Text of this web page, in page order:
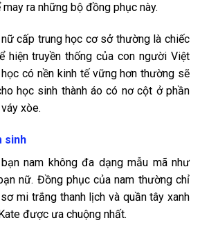
ra những bộ đồng phục này.
nữ cấp trung học cơ sở thường là chiếc
hiện truyền thống của con người Việt
có nền kinh tế vững hơn thường sẽ
học sinh thành áo có nơ cột ở phần
xòe.
sinh
nam không đa dạng mẫu mã như
nữ. Đồng phục của nam thường chỉ
mi trắng thanh lịch và quần tây xanh
được ưa chuộng nhất.